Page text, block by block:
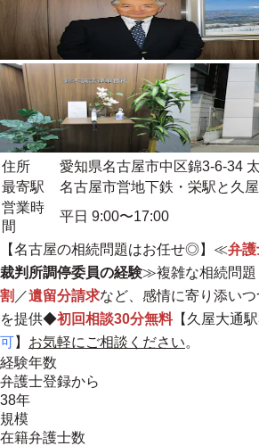
住所
愛知県名古屋市中区錦3-6-34
最寄駅
名古屋市営地下鉄・栄駅と久
営業時
間
平日 9:00〜17:00
【名古屋の相続問題はお任せ◎】≪弁護
裁判所調停委員の経験≫複雑な相続問
割 ／遺留分請求など、感情に寄り添い
を提供◆初回相談30分無料【久屋大通
可】 お気軽にご相談ください。
経験年数
弁護士登録から
38年
規模
在籍弁護士数